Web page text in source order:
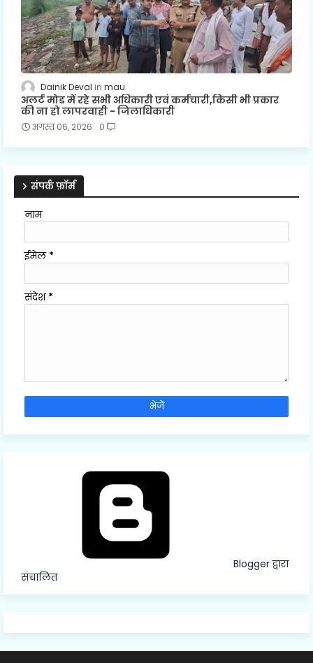
Dainik Deval mau
अलर्ट मोड में रहे सभी अधिकारी एवं कर्मचारी,किसी भी प्रकार
की ना हो लापरवाही - जिलाधिकारी
अगस्त 06, 2026 0
संपर्क फ़ॉर्म
नाम
ईमेल *
संदेश *
Blogger द्वारा
संचालित